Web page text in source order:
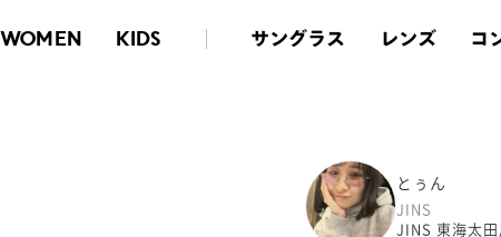
WOMEN KIDS サングラス レンズ コ
とぅん
JINS
JINS 東海太